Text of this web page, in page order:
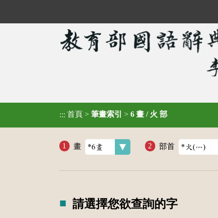
::: 首頁 > 筆畫索引 > 6 畫 / 火 部
畫 部首
請選擇您欲查詢的字